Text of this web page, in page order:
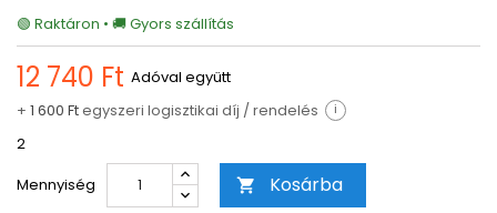
🟢 Raktáron • 🚚 Gyors szállítás
12 740 Ft Adóval együtt
+ 1 600 Ftegyszeri logisztikai díj / rendelés i
2
Mennyiség
 Kosárba